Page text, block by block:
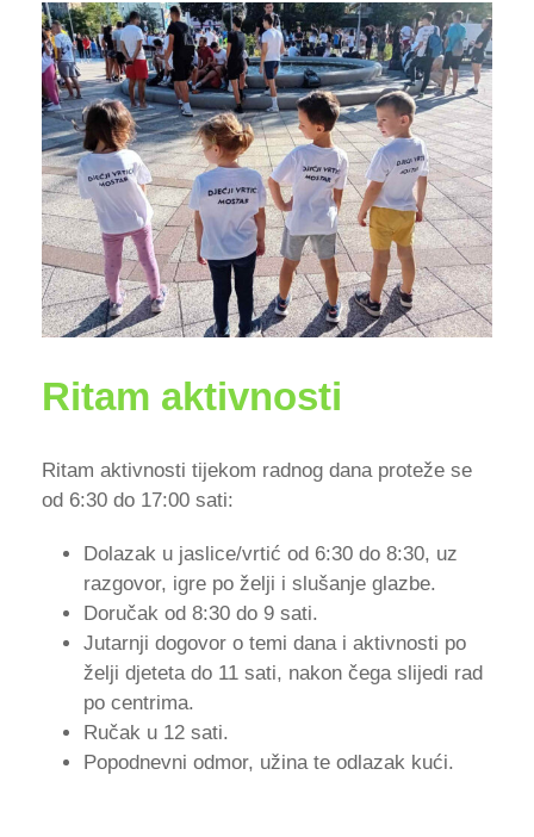
Ritam aktivnosti
Ritam aktivnosti tijekom radnog dana proteže se
od 6:30 do 17:00 sati:
Dolazak u jaslice/vrtić od 6:30 do 8:30, uz
razgovor, igre po želji i slušanje glazbe.
Doručak od 8:30 do 9 sati.
Jutarnji dogovor o temi dana i aktivnosti po
želji djeteta do 11 sati, nakon čega slijedi rad
po centrima.
Ručak u 12 sati.
Popodnevni odmor, užina te odlazak kući.